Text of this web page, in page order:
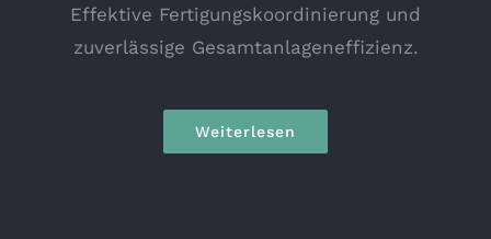
Effektive Fertigungskoordinierung und
zuverlässige Gesamtanlageneffizienz.
Weiterlesen